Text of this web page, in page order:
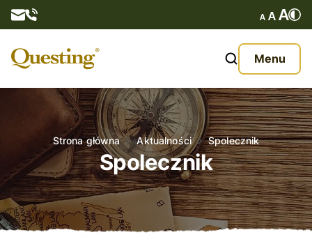
Menu
O nas
Oferta
Aktualności
Kontakt
Strona główna Aktualności Spolecznik
Spolecznik